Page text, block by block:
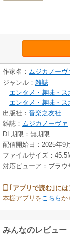
作家名： ムジカノーヴ
ジャンル： 雑誌
エンタメ・趣味・ス
エンタメ・趣味・ス
出版社： 音楽之友社
雑誌： ムジカノーヴァ
DL期限：無期限
配信開始日：2025年9
ファイルサイズ：
対応ビューア：ブラウ
｢アプリで読む｣に
本棚アプリをこちらか
みんなのレビュー